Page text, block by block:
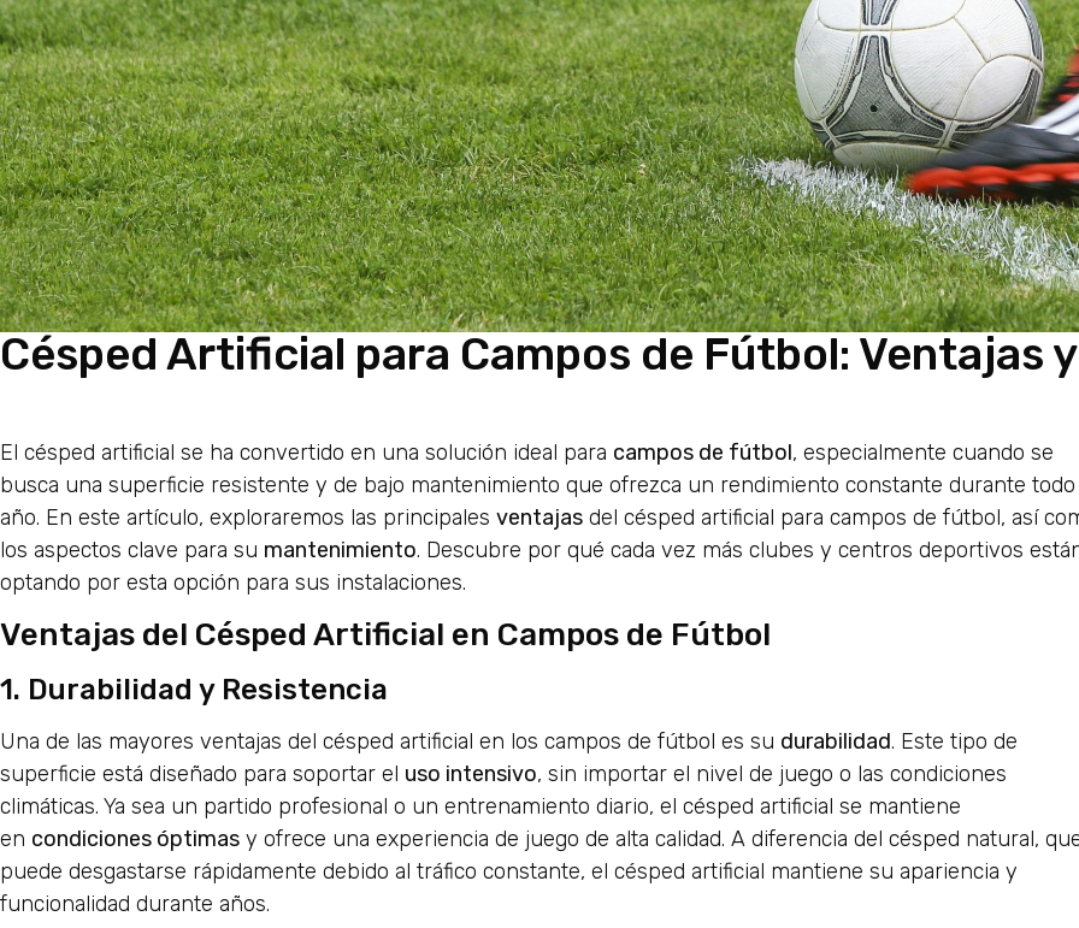
Césped Artificial para Campos de Fútbol: Ventajas
El césped artificial se ha convertido en una solución ideal para campos de fútbol, especialmente cuando se
busca una superficie resistente y de bajo mantenimiento que ofrezca un rendimiento constante durante
año. En este artículo, exploraremos las principales ventajas del césped artificial para campos de fútbol, así
los aspectos clave para su mantenimiento. Descubre por qué cada vez más clubes y centros deportivos
optando por esta opción para sus instalaciones.
Ventajas del Césped Artificial en Campos de Fútbol
1. Durabilidad y Resistencia
Una de las mayores ventajas del césped artificial en los campos de fútbol es su durabilidad. Este tipo de
superficie está diseñado para soportar el uso intensivo, sin importar el nivel de juego o las condiciones
climáticas. Ya sea un partido profesional o un entrenamiento diario, el césped artificial se mantiene
en condiciones óptimas y ofrece una experiencia de juego de alta calidad. A diferencia del césped natural,
puede desgastarse rápidamente debido al tráfico constante, el césped artificial mantiene su apariencia y
funcionalidad durante años.